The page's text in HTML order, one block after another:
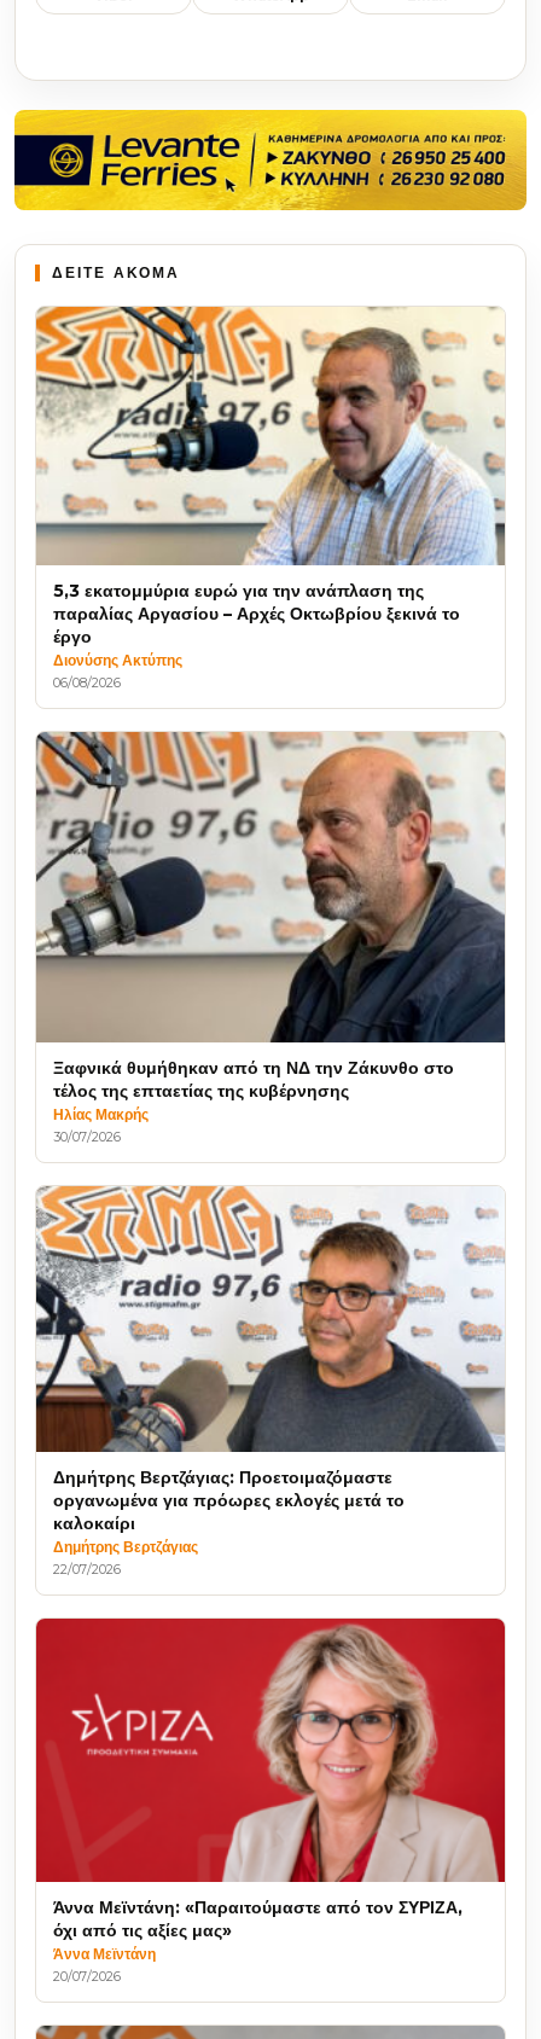
ΔΕΙΤΕ ΑΚΟΜΑ
5,3 εκατομμύρια ευρώ για την ανάπλαση της
παραλίας Αργασίου – Αρχές Οκτωβρίου ξεκινά το
έργο
Διονύσης Ακτύπης
06/08/2026
Ξαφνικά θυμήθηκαν από τη ΝΔ την Ζάκυνθο στο
τέλος της επταετίας της κυβέρνησης
Ηλίας Μακρής
30/07/2026
Δημήτρης Βερτζάγιας: Προετοιμαζόμαστε
οργανωμένα για πρόωρες εκλογές μετά το
καλοκαίρι
Δημήτρης Βερτζάγιας
22/07/2026
Άννα Μεϊντάνη: «Παραιτούμαστε από τον ΣΥΡΙΖΑ,
όχι από τις αξίες μας»
Άννα Μεϊντάνη
20/07/2026